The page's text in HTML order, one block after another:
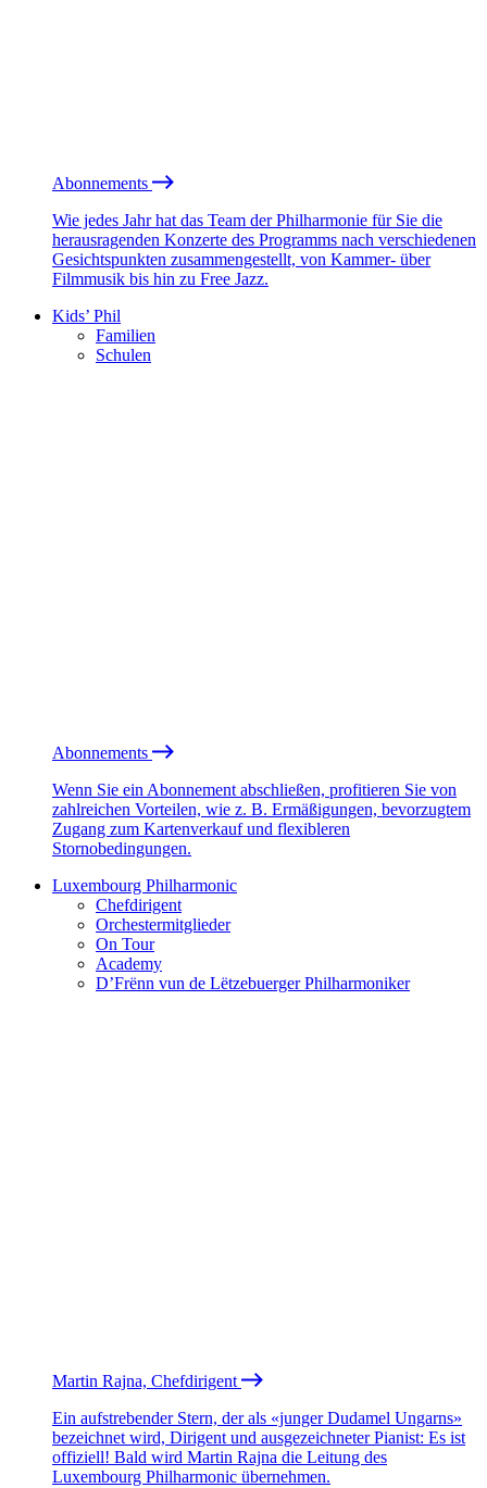
Abonnements
Wie jedes Jahr hat das Team der Philharmonie für Sie die
herausragenden Konzerte des Programms nach verschiedenen
Gesichtspunkten zusammengestellt, von Kammer- über
Filmmusik bis hin zu Free Jazz.
Kids’ Phil
Familien
Schulen
Abonnements
Wenn Sie ein Abonnement abschließen, profitieren Sie von
zahlreichen Vorteilen, wie z. B. Ermäßigungen, bevorzugtem
Zugang zum Kartenverkauf und flexibleren
Stornobedingungen.
Luxembourg Philharmonic
Chefdirigent
Orchestermitglieder
On Tour
Academy
D’Frënn vun de Lëtzebuerger Philharmoniker
Martin Rajna, Chefdirigent
Ein aufstrebender Stern, der als «junger Dudamel Ungarns»
bezeichnet wird, Dirigent und ausgezeichneter Pianist: Es ist
offiziell! Bald wird Martin Rajna die Leitung des
Luxembourg Philharmonic übernehmen.